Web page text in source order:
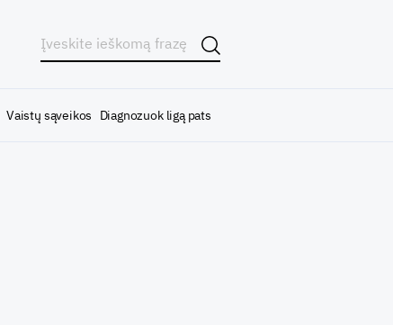
Vaistų sąveikos Diagnozuok ligą pats